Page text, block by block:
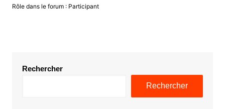
Rôle dans le forum : Participant
Rechercher
Rechercher